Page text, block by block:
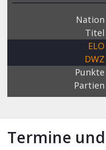
Nation
Titel
ELO
DWZ
Punkte
Partien
Termine